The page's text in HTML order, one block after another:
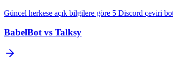
Güncel herkese açık bilgilere göre 5 Discord çeviri
BabelBot vs Talksy